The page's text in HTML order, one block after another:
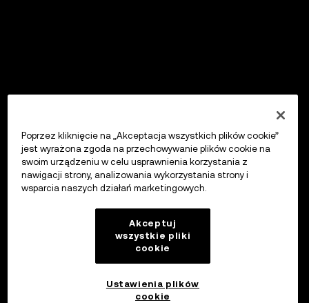
Poprzez kliknięcie na „Akceptacja wszystkich plików cookie”
jest wyrażona zgoda na przechowywanie plików cookie na
swoim urządzeniu w celu usprawnienia korzystania z
nawigacji strony, analizowania wykorzystania strony i
wsparcia naszych działań marketingowych.
Akceptuj
wszystkie pliki
cookie
Ustawienia plików
cookie